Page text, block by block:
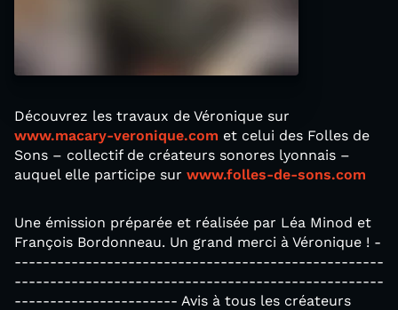
Découvrez les travaux de Véronique sur
www.macary-veronique.com et celui des Folles de
Sons – collectif de créateurs sonores lyonnais –
auquel elle participe sur www.folles-de-sons.com
Une émission préparée et réalisée par Léa Minod et
François Bordonneau. Un grand merci à Véronique ! -
----------------------------------------------------
----------------------------------------------------
----------------------- Avis à tous les créateurs